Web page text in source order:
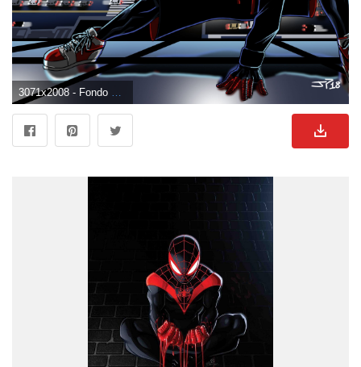
3071x2008 - Fondo de pantalla de 3071x2008. Imágen de Miles Morales.